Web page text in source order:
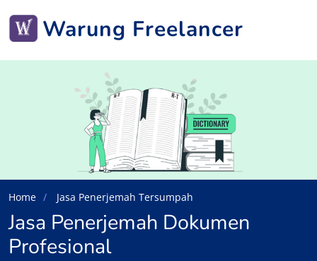
Warung Freelancer
Home Jasa Penerjemah Tersumpah
Jasa Penerjemah Dokumen
Profesional